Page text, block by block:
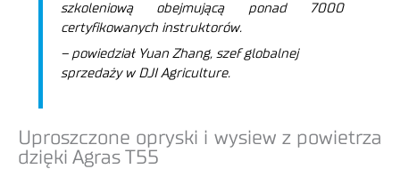
szkoleniową obejmującą ponad 7000
certyfikowanych instruktorów.
– powiedział Yuan Zhang, szef globalnej
sprzedaży w DJI Agriculture.
Uproszczone opryski i wysiew z powietrza
dzięki Agras T55